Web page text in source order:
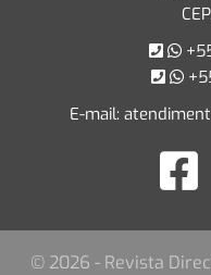
E-mail:
© 2026 - Revista